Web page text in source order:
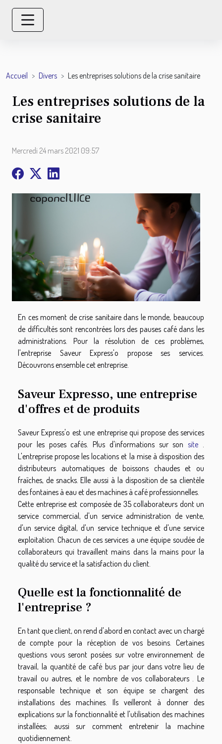
Accueil Divers Les entreprises solutions de la crise sanitaire
Les entreprises solutions de la
crise sanitaire
Mercredi 24 mars 2021 09:57
En ces moment de crise sanitaire dans le monde, beaucoup
de difficultés sont rencontrées lors des pauses café dans les
administrations. Pour la résolution de ces problèmes,
l'entreprise Saveur Express'o propose ses services.
Découvrons ensemble cet entreprise.
Saveur Expresso, une entreprise
d'offres et de produits
Saveur Express'o est une entreprise qui propose des services
pour les poses cafés. Plus d'informations sur sonsite
L'entreprise propose les locations et la mise à disposition des
distributeurs automatiques de boissons chaudes et ou
fraîches, de snacks. Elle aussi à la disposition de sa clientèle
des fontaines à eau et des machines à café professionnelles.
Cette entreprise est composée de 35 collaborateurs dont un
service commercial, d'un service administration de vente,
d'un service digital, d'un service technique et d'une service
exploitation. Chacun de ces services a une équipe soudée de
collaborateurs qui travaillent mains dans la mains pour la
qualité du service et la satisfaction du client.
Quelle est la fonctionnalité de
l'entreprise ?
En tant que client, on rend d'abord en contact avec un chargé
de compte pour la réception de vos besoins. Certaines
questions vous seront posées sur votre environnement de
travail, la quantité de café bus par jour dans votre lieu de
travail ou autres, et le nombre de vos collaborateurs . Le
responsable technique et son équipe se chargent des
installations des machines. Ils veilleront à donner des
explications sur la fonctionnalité et l'utilisation des machines
installées; aussi sur comment entretenir la machine
quotidiennement.